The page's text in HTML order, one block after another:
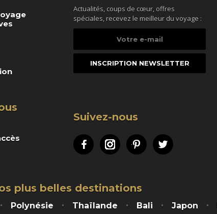
Actualités, coups de cœur, offres
spéciales, recevez le meilleur du voyage :
Suivez-nous
FacebookInstagramPinterestTwitter
plus belles destinations
Polynésie Thaïlande Bali Japon